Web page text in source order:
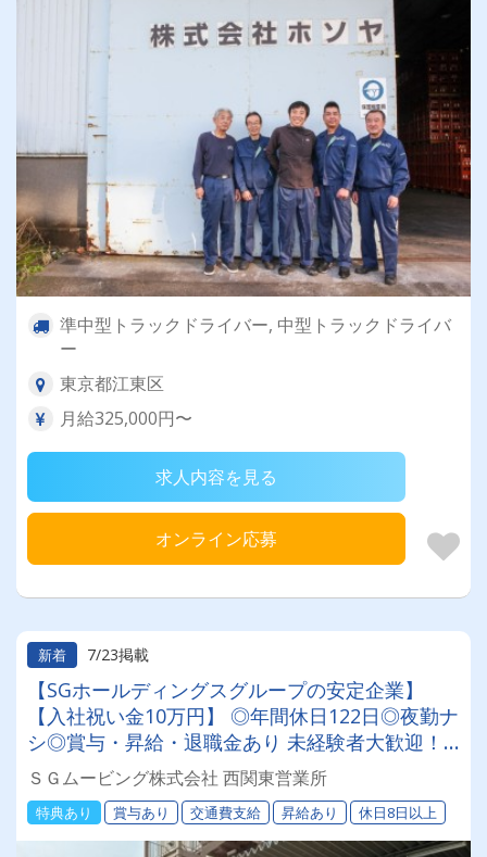
準中型トラックドライバー, 中型トラックドライバ
ー
東京都江東区
月給325,000円〜
求人内容を見る
オンライン応募
新着 7/23掲載
【SGホールディングスグループの安定企業】
【入社祝い金10万円】 ◎年間休日122日◎夜勤ナ
シ◎賞与・昇給・退職金あり 未経験者大歓迎！
業務はチーム作業です！＜倉庫作業員・配送助手
も同時募集中＞
ＳＧムービング株式会社 西関東営業所
特典あり 賞与あり 交通費支給 昇給あり 休日8日以上